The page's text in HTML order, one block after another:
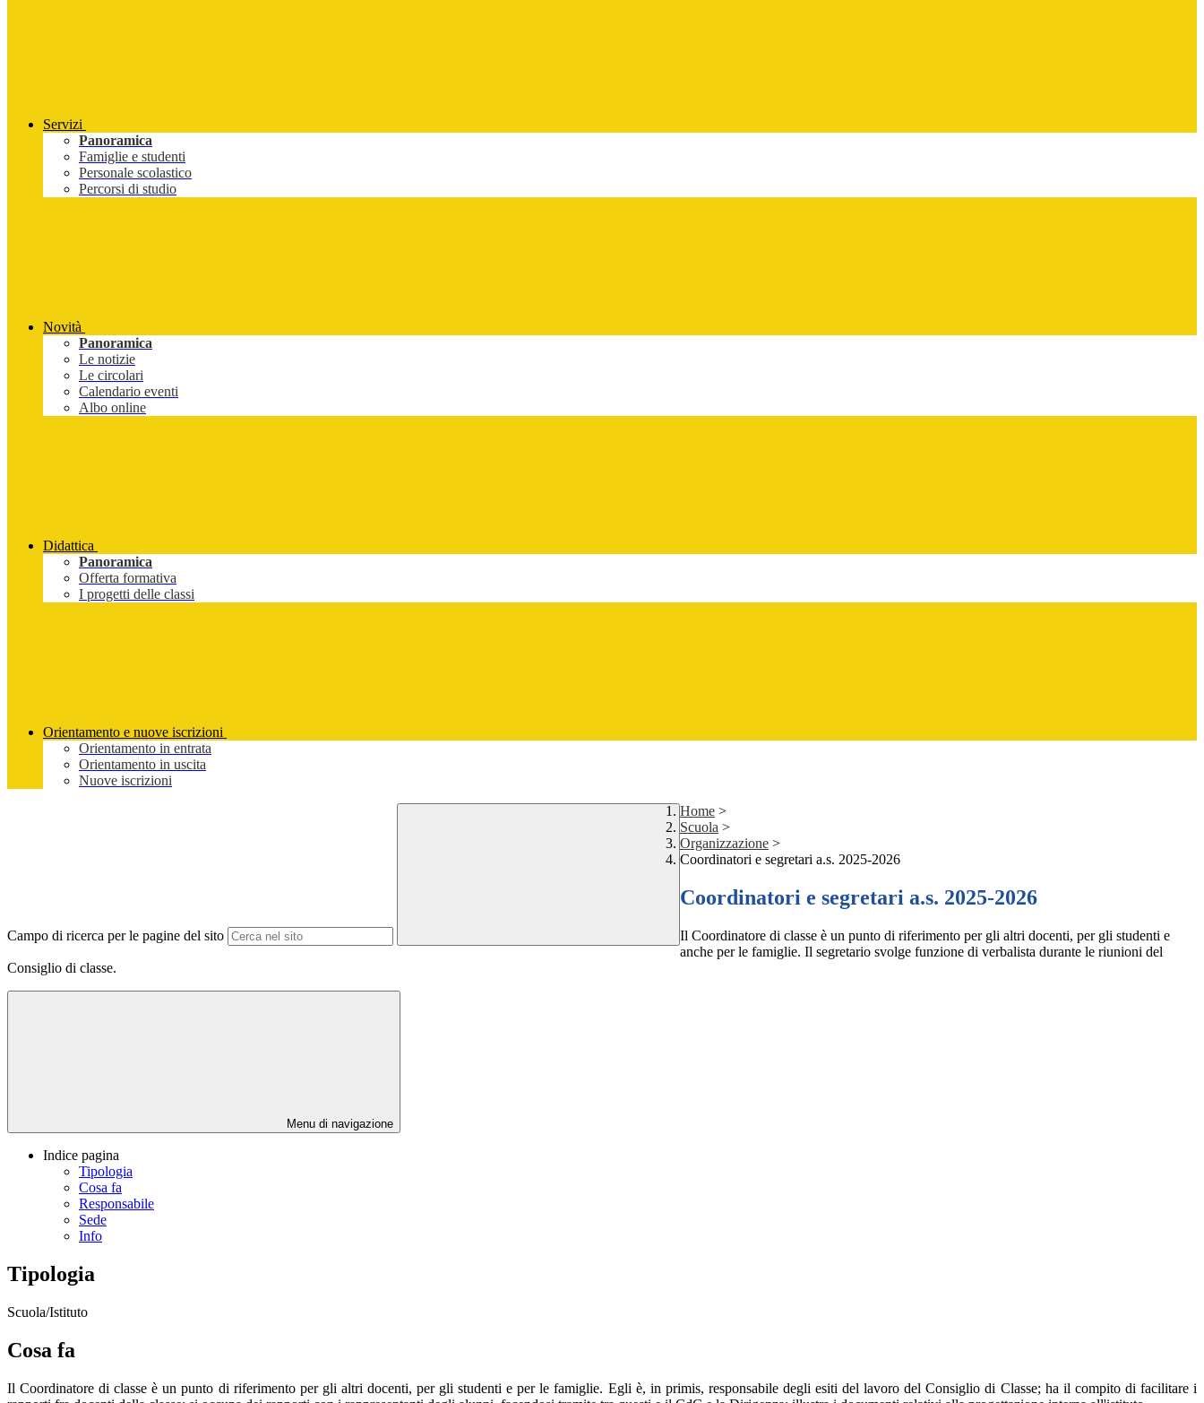
Servizi
Panoramica
Famiglie e studenti
Personale scolastico
Percorsi di studio
Novità
Panoramica
Le notizie
Le circolari
Calendario eventi
Albo online
Didattica
Panoramica
Offerta formativa
I progetti delle classi
Orientamento e nuove iscrizioni
Orientamento in entrata
Orientamento in uscita
Nuove iscrizioni
Campo di ricerca per le pagine del sito
Home >
Scuola >
Organizzazione >
Coordinatori e segretari a.s. 2025-2026
Coordinatori e segretari a.s. 2025-2026
Il Coordinatore di classe è un punto di riferimento per gli altri docenti, per gli studenti e
anche per le famiglie. Il segretario svolge funzione di verbalista durante le riunioni del
Consiglio di classe.
Menu di navigazione
Indice pagina
Tipologia
Cosa fa
Responsabile
Sede
Info
Tipologia
Scuola/Istituto
Cosa fa
Il Coordinatore di classe è un punto di riferimento per gli altri docenti, per gli studenti e per le famiglie. Egli è, in primis, responsabile degli esiti del lavoro del Consiglio di Classe; ha il compito di facilitare i